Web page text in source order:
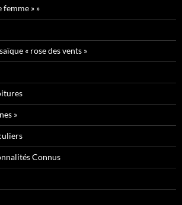
femme » »
« rose des vents »
»
Connus